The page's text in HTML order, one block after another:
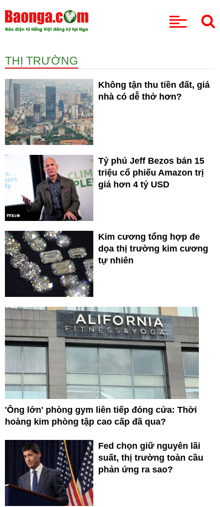
THỊ TRƯỜNG
Không tận thu tiền đất, giá
nhà có dễ thở hơn?
Tỷ phú Jeff Bezos bán 15
triệu cổ phiếu Amazon trị
giá hơn 4 tỷ USD
Kim cương tổng hợp đe
dọa thị trường kim cương
tự nhiên
'Ông lớn' phòng gym liên tiếp đóng cửa: Thời
hoàng kim phòng tập cao cấp đã qua?
Fed chọn giữ nguyên lãi
suất, thị trường toàn cầu
phản ứng ra sao?